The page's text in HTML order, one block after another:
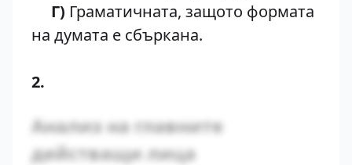
Г) Граматичната, защото формата
на думата е сбъркана.
2.
Анализ на главните
действащи лица